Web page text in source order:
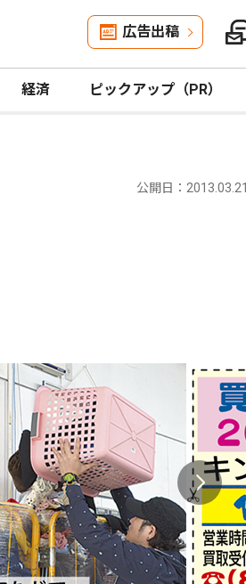
広告出稿
経済 ピックアップ（PR）
公開日：2013.03.21